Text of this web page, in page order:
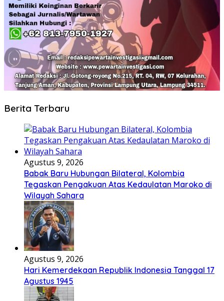
Berita Terbaru
Agustus 9, 2026
Babak Baru Hubungan Bilateral, Kolombia
Tegaskan Pengakuan Atas Kedaulatan Maroko di
Wilayah Sahara
Agustus 9, 2026
Hari Kemerdekaan Republik Indonesia Tanggal 17
Agustus 1945